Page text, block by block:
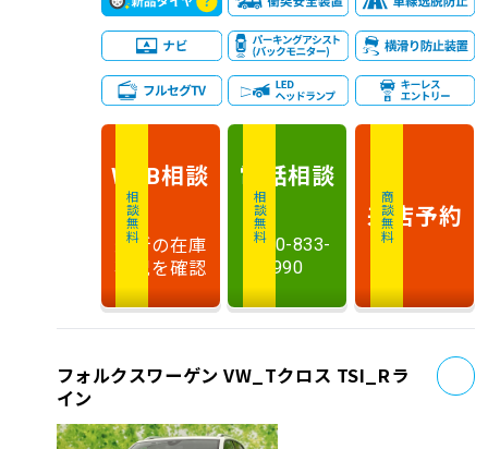
相談無料
WEB相談
最新の在庫
状況を確認
相談無料
電話相談
0120-833-
990
商談無料
来店予約
フォルクスワーゲン VW_Tクロス TSI_Rラ
イン